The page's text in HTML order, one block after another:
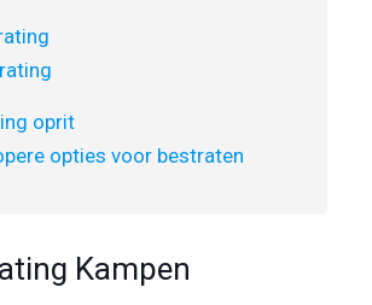
oprit
opties voor bestraten
Kampen